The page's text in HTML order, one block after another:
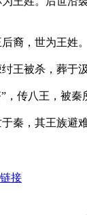
裔，世为王姓。
被杀，葬于
传八王，被
秦，其王族
接